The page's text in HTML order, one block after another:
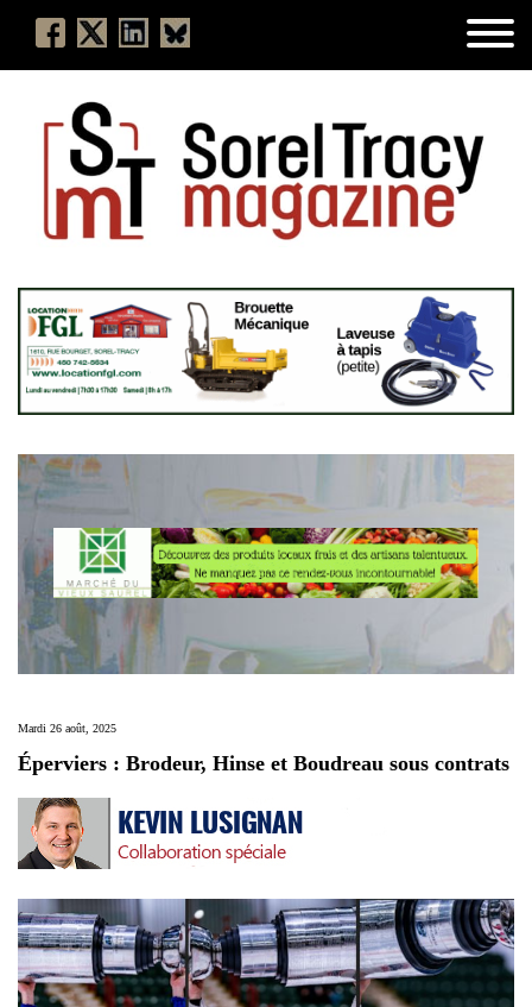
Mardi 26 août, 2025
Éperviers : Brodeur, Hinse et Boudreau sous contrats